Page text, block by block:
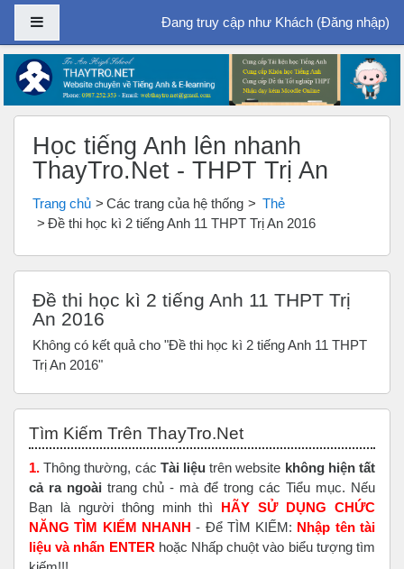
Chuyển tới nội dung chính
Bảng điều khiển cạnhĐang truy cập như Khách (Đăng nhập)
Học tiếng Anh lên nhanh
ThayTro.Net - THPT Trị An
Trang chủ Các trang của hệ thống
Thẻ
Đề thi học kì 2 tiếng Anh 11 THPT Trị An 2016
Đề thi học kì 2 tiếng Anh 11 THPT Trị
An 2016
Không có kết quả cho "Đề thi học kì 2 tiếng Anh 11 THPT
Trị An 2016"
Tìm Kiếm Trên ThayTro.Net
1. Thông thường, các Tài liệu trên website không hiện tất
cả ra ngoài trang chủ - mà để trong các Tiểu mục. Nếu
Bạn là người thông minh thì HÃY SỬ DỤNG CHỨC
NĂNG TÌM KIẾM NHANH - Để TÌM KIẾM: Nhập tên tài
liệu và nhấn ENTER hoặc Nhấp chuột vào biểu tượng tìm